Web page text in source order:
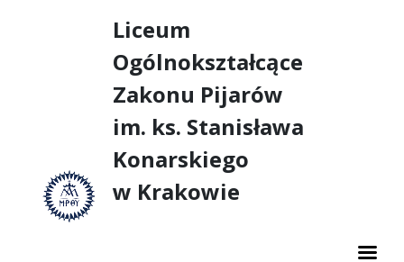
Liceum
Ogólnokształcące
Zakonu Pijarów
im. ks. Stanisława
Konarskiego
w Krakowie